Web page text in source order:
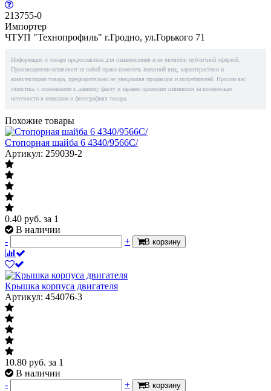
213755-0
Импортер
ЧТУП "Технопрофиль" г.Гродно, ул.Горького 71
Информация о товаре предоставлена для ознакомления и не является публичной офертой.
Производители оставляют за собой право изменять внешний вид, характеристики и
комплектацию товара, предварительно не уведомляя продавцов и потребителей. Просим вас
отнестись с пониманием к данному факту и заранее приносим извинения за возможные
неточности в описании и фотографиях товара.
Похожие товары
Стопорная шайба 6 4340/9566C/
Артикул: 259039-2
0.40 руб. за 1
В наличии
-
+ В корзину
Крышка корпуса двигателя
Артикул: 454076-3
10.80 руб. за 1
В наличии
-
+ В корзину